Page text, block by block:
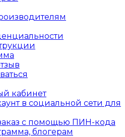
кабинет
в социальной сети для
с помощью ПИН-кода
блогерам